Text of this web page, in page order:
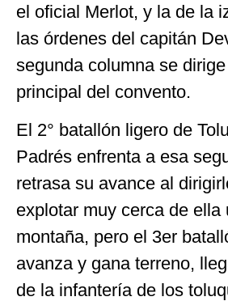
el oficial Merlot, y la de la
las órdenes del capitán
segunda columna se
principal del convento.
El 2° batallón ligero de
Padrés enfrenta a esa
retrasa su avance al
explotar muy cerca de ella
montaña, pero el 3er
avanza y gana terreno,
de la infantería de los